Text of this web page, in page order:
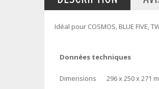
Idéal pour COSMOS, BLUE FIVE,
Données techniques
Dimensions 296 x 250 x 271